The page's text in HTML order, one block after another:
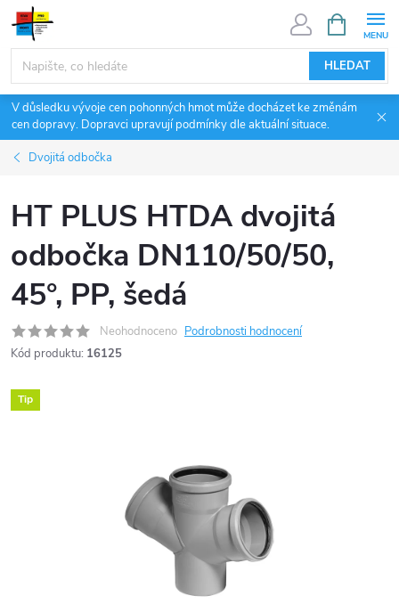
Přejít
obsah
HLEDAT
NÁKUPNÍ
KOŠÍK
V důsledku vývoje cen pohonných hmot může docházet ke změnám
cen dopravy. Dopravci upravují podmínky dle aktuální situace.
Dvojitá odbočka
HT PLUS HTDA dvojitá
odbočka DN110/50/50,
45°, PP, šedá
Neohodnoceno Podrobnosti hodnocení
Kód produktu: 16125
Tip